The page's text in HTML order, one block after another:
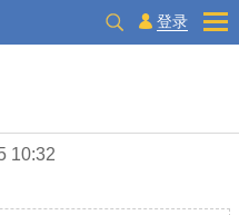
登录
10:32